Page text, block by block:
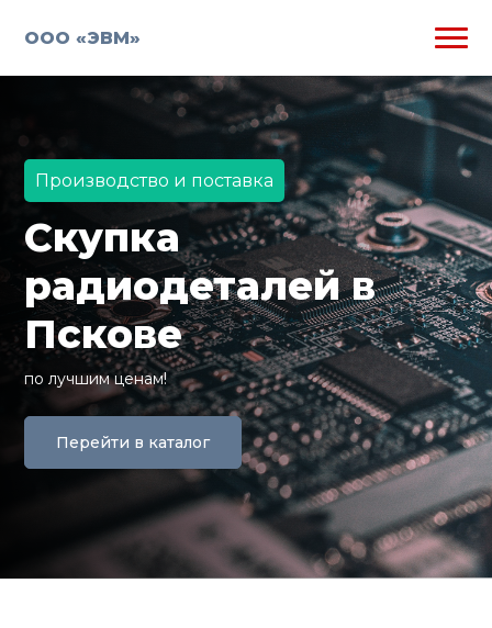
ООО «ЭВМ»
Производство и поставка
Скупка
радиодеталей в
Пскове
по лучшим ценам!
Перейти в каталог